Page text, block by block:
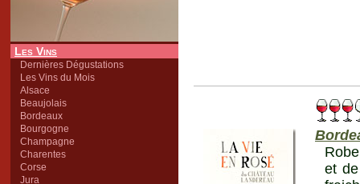
Les Vins
Dernières Dégustations
Les Vins du Mois
Alsace
Beaujolais
Bordeaux
Bourgogne
Champagne
Charentes
Corse
Jura
et